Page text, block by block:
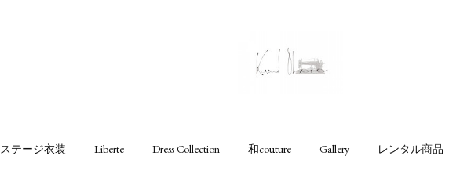
ステージ衣装 Liberte Dress Collection 和couture Gallery レンタル商品